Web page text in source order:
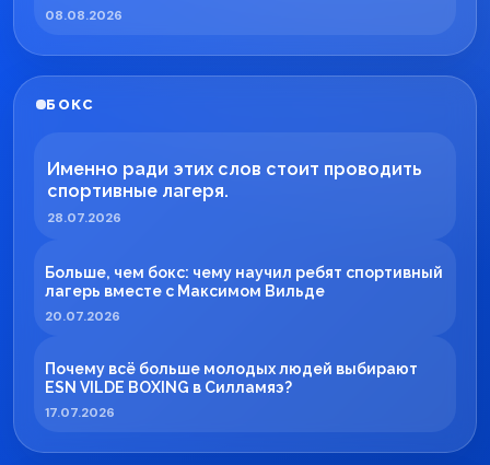
08.08.2026
БОКС
Именно ради этих слов стоит проводить
спортивные лагеря.
28.07.2026
Больше, чем бокс: чему научил ребят спортивный
лагерь вместе с Максимом Вильде
20.07.2026
Почему всё больше молодых людей выбирают
ESN VILDE BOXING в Силламяэ?
17.07.2026